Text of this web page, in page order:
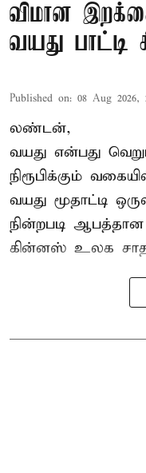
விமான
வயது
Published on: 08 Aug 2026,
லண்டன்,
வயது என்பது
நிரூபிக்கும்
வயது மூதாட்டி
நின்றபடி ஆபத்தான
கின்னஸ் உலக